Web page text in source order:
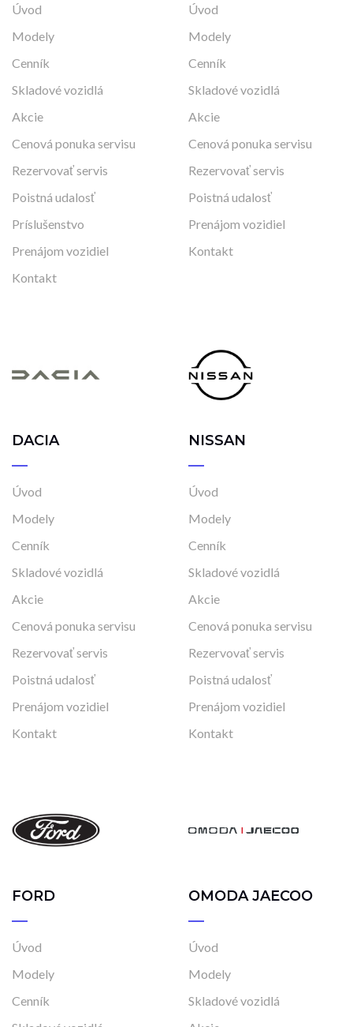
Úvod
Modely
Cenník
Skladové vozidlá
Akcie
Cenová ponuka servisu
Rezervovať servis
Poistná udalosť
Príslušenstvo
Prenájom vozidiel
Kontakt
Úvod
Modely
Cenník
Skladové vozidlá
Akcie
Cenová ponuka servisu
Rezervovať servis
Poistná udalosť
Prenájom vozidiel
Kontakt
DACIA
Úvod
Modely
Cenník
Skladové vozidlá
Akcie
Cenová ponuka servisu
Rezervovať servis
Poistná udalosť
Prenájom vozidiel
Kontakt
NISSAN
Úvod
Modely
Cenník
Skladové vozidlá
Akcie
Cenová ponuka servisu
Rezervovať servis
Poistná udalosť
Prenájom vozidiel
Kontakt
FORD
Úvod
Modely
Cenník
OMODA JAECOO
Úvod
Modely
Skladové vozidlá